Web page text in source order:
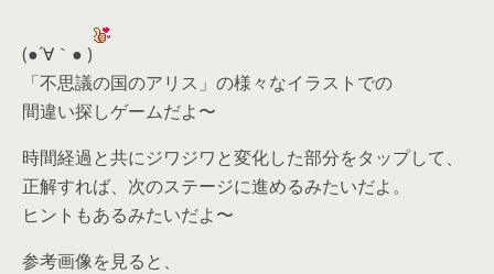
(●´∀｀● )
「不思議の国のアリス」の様々なイラストでの
間違い探しゲームだよ〜
時間経過と共にジワジワと変化した部分をタップして、
正解すれば、次のステージに進めるみたいだよ。
ヒントもあるみたいだよ〜
参考画像を見ると、